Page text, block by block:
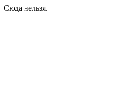
Сюда нельзя.